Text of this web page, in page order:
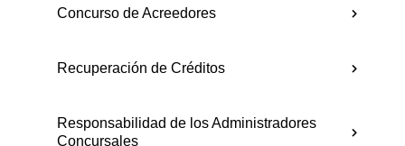
Concurso de Acreedores
Recuperación de Créditos
Responsabilidad de los Administradores
Concursales